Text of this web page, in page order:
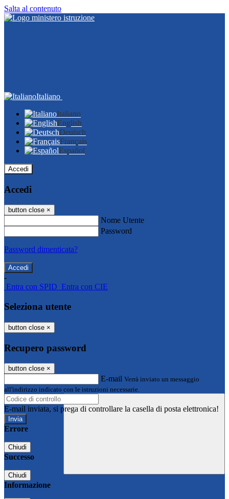
Salta al contenuto
Italiano
Italiano
English
Deutsch
Français
Español
Accedi
Accedi
button close ×
Nome Utente
Password
Password dimenticata?
-
Entra con SPID Entra con CIE
Seleziona utente
button close ×
Recupero password
button close ×
E-mail Verrà inviato un messaggio
all'indirizzo indicato con le istruzioni necessarie.
E-mail inviata, si prega di controllare la casella di posta elettronica!
Errore
Chiudi
Successo
Chiudi
Informazione